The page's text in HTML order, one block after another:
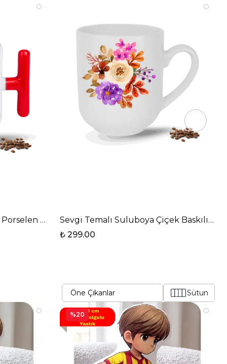
Porselen Kupa BardakSevgi Temalı Suluboya Çiçek Baskılı
₺ 299.00
Sütun
%20